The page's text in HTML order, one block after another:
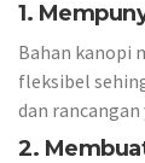
1.
Bahan kanopi
fleksibel
dan
2.